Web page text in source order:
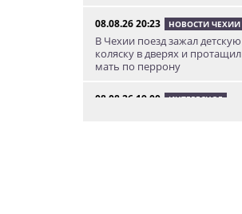
08.08.26 20:23 НОВОСТИ ЧЕХИИ
В Чехии поезд зажал детскую
коляску в дверях и протащил
мать по перрону
08.08.26 19:00 ИНТЕРЕСНОЕ